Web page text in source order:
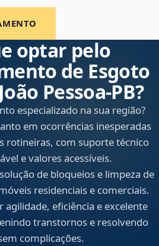
optar pelo
de Esgoto
Pessoa‑PB?
especializado na sua região?
em ocorrências inesperadas
rotineiras, com suporte técnico
e valores acessíveis.
de bloqueios e limpeza de
residenciais e comerciais.
agilidade, eficiência e excelente
transtornos e resolvendo
complicações.